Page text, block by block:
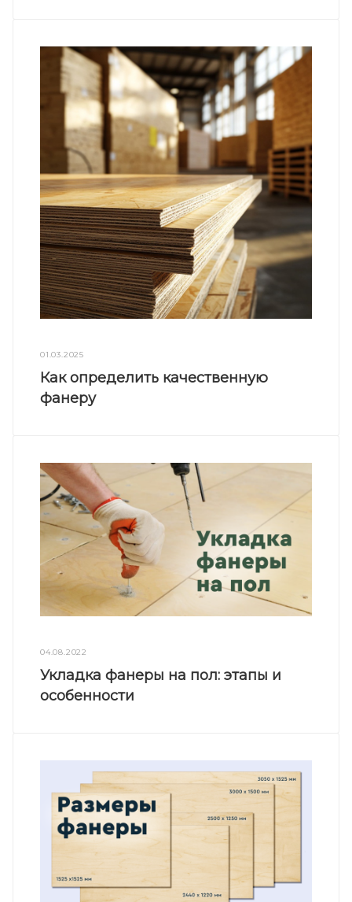
01.03.2025
Как определить качественную
фанеру
04.08.2022
Укладка фанеры на пол: этапы и
особенности